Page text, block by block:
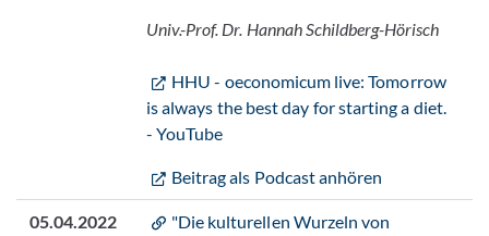
Univ.-Prof. Dr. Hannah Schildberg-Hörisch
HHU - oeconomicum live: Tomorrow
is always the best day for starting a diet.
- YouTube
Beitrag als Podcast anhören
05.04.2022
"Die kulturellen Wurzeln von